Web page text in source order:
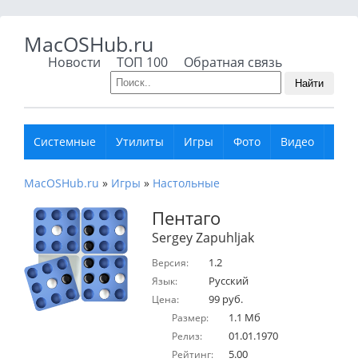
MacOSHub.ru
Новости ТОП 100 Обратная связь
Найти
Системные Утилиты Игры Фото Видео
MacOSHub.ru » Игры » Настольные
Пентаго
Sergey Zapuhljak
Версия: 1.2
Язык: Русский
Цена: 99 руб.
Размер: 1.1 Мб
Релиз: 01.01.1970
Рейтинг: 5.00